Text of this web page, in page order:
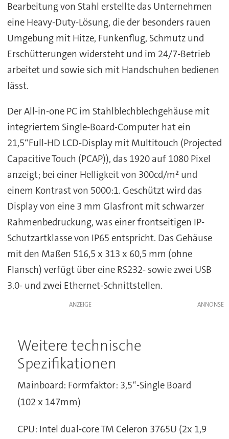
Bearbeitung von Stahl erstellte das Unternehmen
eine Heavy-Duty-Lösung, die der besonders rauen
Umgebung mit Hitze, Funkenflug, Schmutz und
Erschütterungen widersteht und im 24/7-Betrieb
arbeitet und sowie sich mit Handschuhen bedienen
lässt.
Der All-in-one PC im Stahlblechblechgehäuse mit
integriertem Single-Board-Computer hat ein
21,5“Full-HD LCD-Display mit Multitouch (Projected
Capacitive Touch (PCAP)), das 1920 auf 1080 Pixel
anzeigt; bei einer Helligkeit von 300cd/m² und
einem Kontrast von 5000:1. Geschützt wird das
Display von eine 3 mm Glasfront mit schwarzer
Rahmenbedruckung, was einer frontseitigen IP-
Schutzartklasse von IP65 entspricht. Das Gehäuse
mit den Maßen 516,5 x 313 x 60,5 mm (ohne
Flansch) verfügt über eine RS232- sowie zwei USB
3.0- und zwei Ethernet-Schnittstellen.
ANZEIGE
Weitere technische
Spezifikationen
Mainboard: Formfaktor: 3,5“-Single Board
(102 x 147mm)
CPU: Intel dual-core TM Celeron 3765U (2x 1,9